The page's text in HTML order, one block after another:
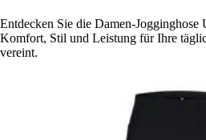
Entdecken Sie die Damen-
Komfort, Stil und Leistung für Ihre
vereint.